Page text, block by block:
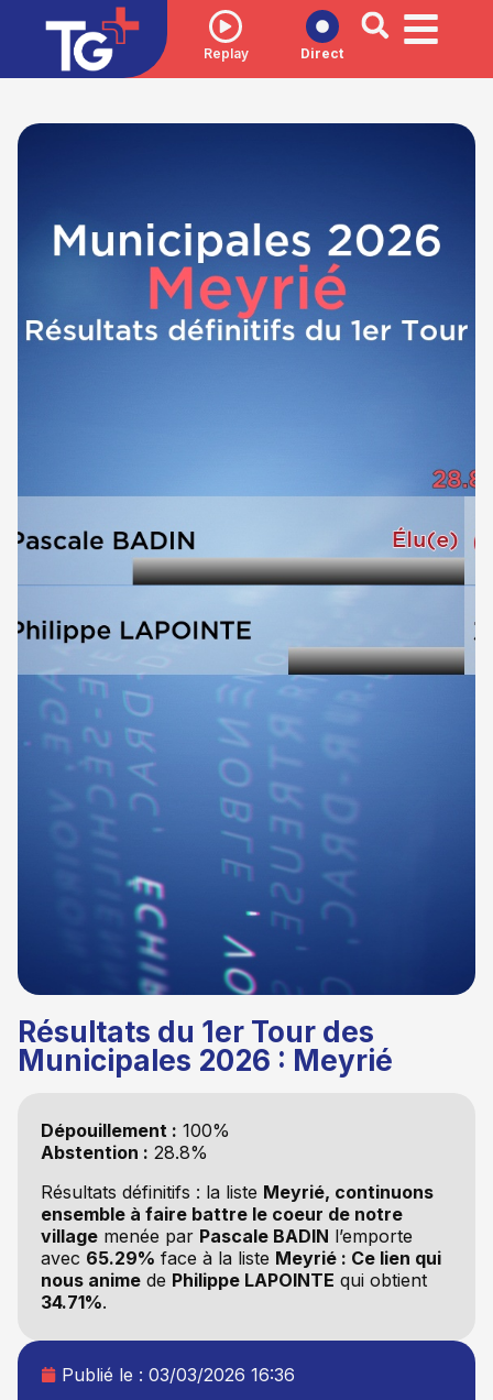
Replay Direct
Résultats du 1er Tour des
Municipales 2026 : Meyrié
Dépouillement : 100%
Abstention : 28.8%
Résultats définitifs : la liste Meyrié, continuons
ensemble à faire battre le coeur de notre
villagemenée par Pascale BADIN l’emporte
avec 65.29% face à la liste Meyrié : Ce lien qui
nous animede Philippe LAPOINTE qui obtient
34.71%.
Publié le : 03/03/2026 16:36